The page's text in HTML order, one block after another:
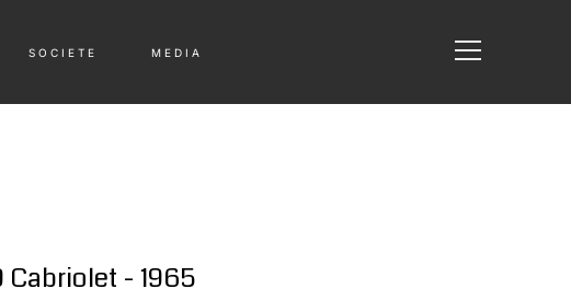
S O C I E T E M E D I A
Cabriolet - 1965